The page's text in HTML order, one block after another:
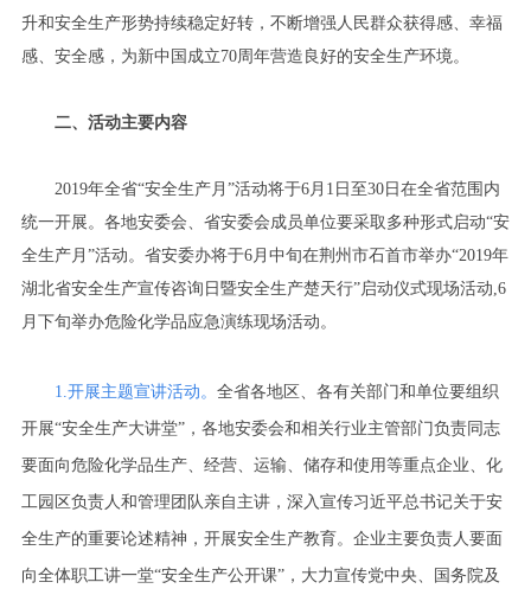
升和安全生产形势持续稳定好转，不断增强人民群众获得感、幸福
感、安全感，为新中国成立70周年营造良好的安全生产环境。
二、活动主要内容
2019年全省“安全生产月”活动将于6月1日至30日在全省范围内
统一开展。各地安委会、省安委会成员单位要采取多种形式启动“安
全生产月”活动。省安委办将于6月中旬在荆州市石首市举办“2019年
湖北省安全生产宣传咨询日暨安全生产楚天行”启动仪式现场活动,6
月下旬举办危险化学品应急演练现场活动。
1.开展主题宣讲活动。 全省各地区、各有关部门和单位要组织
开展“安全生产大讲堂”，各地安委会和相关行业主管部门负责同志
要面向危险化学品生产、经营、运输、储存和使用等重点企业、化
工园区负责人和管理团队亲自主讲，深入宣传习近平总书记关于安
全生产的重要论述精神，开展安全生产教育。企业主要负责人要面
向全体职工讲一堂“安全生产公开课”，大力宣传党中央、国务院及